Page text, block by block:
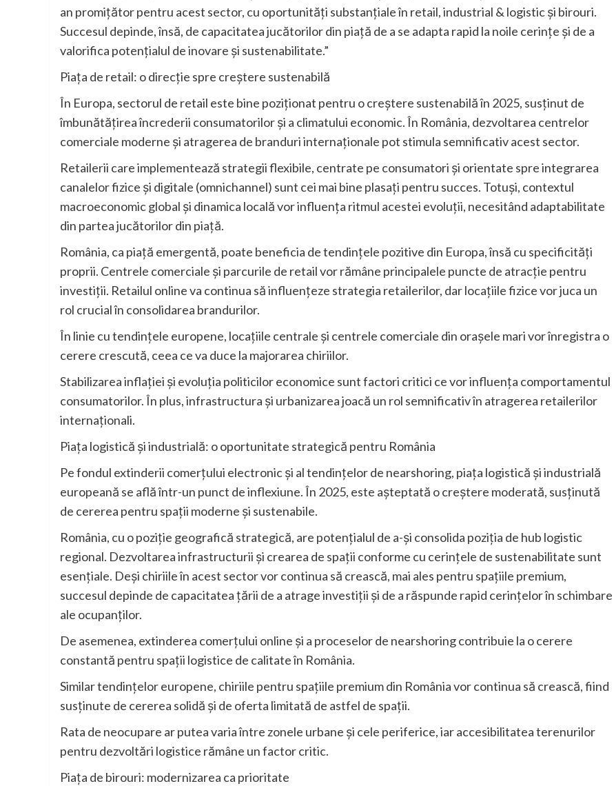
an promițător pentru acest sector, cu oportunități substanțiale în retail, industrial & logistic și birouri.
Succesul depinde, însă, de capacitatea jucătorilor din piață de a se adapta rapid la noile cerințe și de a
valorifica potențialul de inovare și sustenabilitate.”
Piața de retail: o direcție spre creștere sustenabilă
În Europa, sectorul de retail este bine poziționat pentru o creștere sustenabilă în 2025, susținut de
îmbunătățirea încrederii consumatorilor și a climatului economic. În România, dezvoltarea centrelor
comerciale moderne și atragerea de branduri internaționale pot stimula semnificativ acest sector.
Retailerii care implementează strategii flexibile, centrate pe consumatori și orientate spre integrarea
canalelor fizice și digitale (omnichannel) sunt cei mai bine plasați pentru succes. Totuși, contextul
macroeconomic global și dinamica locală vor influența ritmul acestei evoluții, necesitând adaptabilitate
din partea jucătorilor din piață.
România, ca piață emergentă, poate beneficia de tendințele pozitive din Europa, însă cu specificități
proprii. Centrele comerciale și parcurile de retail vor rămâne principalele puncte de atracție pentru
investiții. Retailul online va continua să influențeze strategia retailerilor, dar locațiile fizice vor juca un
rol crucial în consolidarea brandurilor.
În linie cu tendințele europene, locațiile centrale și centrele comerciale din orașele mari vor înregistra o
cerere crescută, ceea ce va duce la majorarea chiriilor.
Stabilizarea inflației și evoluția politicilor economice sunt factori critici ce vor influența comportamentul
consumatorilor. În plus, infrastructura și urbanizarea joacă un rol semnificativ în atragerea retailerilor
internaționali.
Piața logistică și industrială: o oportunitate strategică pentru România
Pe fondul extinderii comerțului electronic și al tendințelor de nearshoring, piața logistică și industrială
europeană se află într-un punct de inflexiune. În 2025, este așteptată o creștere moderată, susținută
de cererea pentru spații moderne și sustenabile.
România, cu o poziție geografică strategică, are potențialul de a-și consolida poziția de hub logistic
regional. Dezvoltarea infrastructurii și crearea de spații conforme cu cerințele de sustenabilitate sunt
esențiale. Deși chiriile în acest sector vor continua să crească, mai ales pentru spațiile premium,
succesul depinde de capacitatea țării de a atrage investiții și de a răspunde rapid cerințelor în schimbare
ale ocupanților.
De asemenea, extinderea comerțului online și a proceselor de nearshoring contribuie la o cerere
constantă pentru spații logistice de calitate în România.
Similar tendințelor europene, chiriile pentru spațiile premium din România vor continua să crească, fiind
susținute de cererea solidă și de oferta limitată de astfel de spații.
Rata de neocupare ar putea varia între zonele urbane și cele periferice, iar accesibilitatea terenurilor
pentru dezvoltări logistice rămâne un factor critic.
Piața de birouri: modernizarea ca prioritate